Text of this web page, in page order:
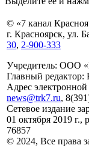
© «7 канал
г. Красноярск, ул.
30, 2-900-333
Учредитель: ООО
Главный редактор:
Адрес
news@trk7.ru,
Сетевое издание
01 октября 2019
76857
© 2024, Все права